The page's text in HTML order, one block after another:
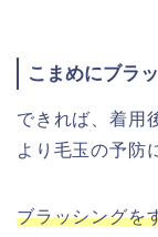
こまめにブラ
できれば、着用
より毛玉の予防
ブラッシングを